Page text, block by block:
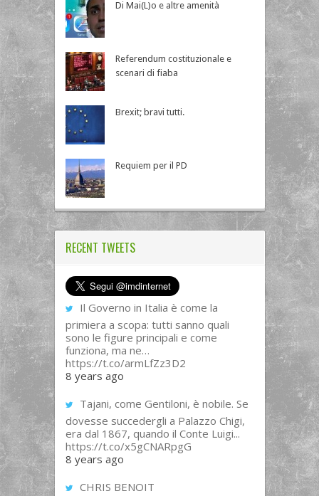
Di Mai(L)o e altre amenità
Referendum costituzionale e
scenari di fiaba
Brexit; bravi tutti.
Requiem per il PD
RECENT TWEETS
Il Governo in Italia è come la
primiera a scopa: tutti sanno quali
sono le figure principali e come
funziona, ma ne…
https://t.co/armLfZz3D2
8 years ago
Tajani, come Gentiloni, è nobile. Se
dovesse succedergli a Palazzo Chigi,
era dal 1867, quando il Conte Luigi...
https://t.co/x5gCNARpgG
8 years ago
CHRIS BENOIT